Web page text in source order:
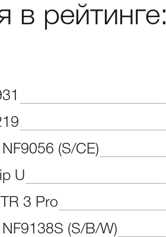
в рейтинге:
(S/CE)
U
3 Pro
(S/B/W)